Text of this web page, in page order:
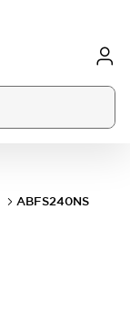
ABFS240NS